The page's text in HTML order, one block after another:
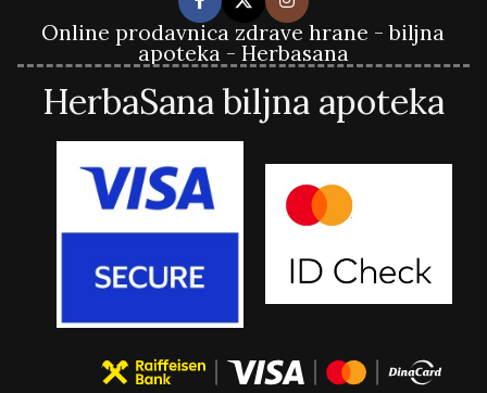
Online prodavnica zdrave hrane - biljna
apoteka - Herbasana
HerbaSana biljna apoteka